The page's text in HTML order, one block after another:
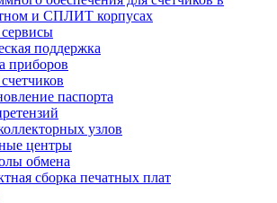
и СПЛИТ корпусах
поддержка
приборов
паспорта
узлов
центры
обмена
сборка печатных плат